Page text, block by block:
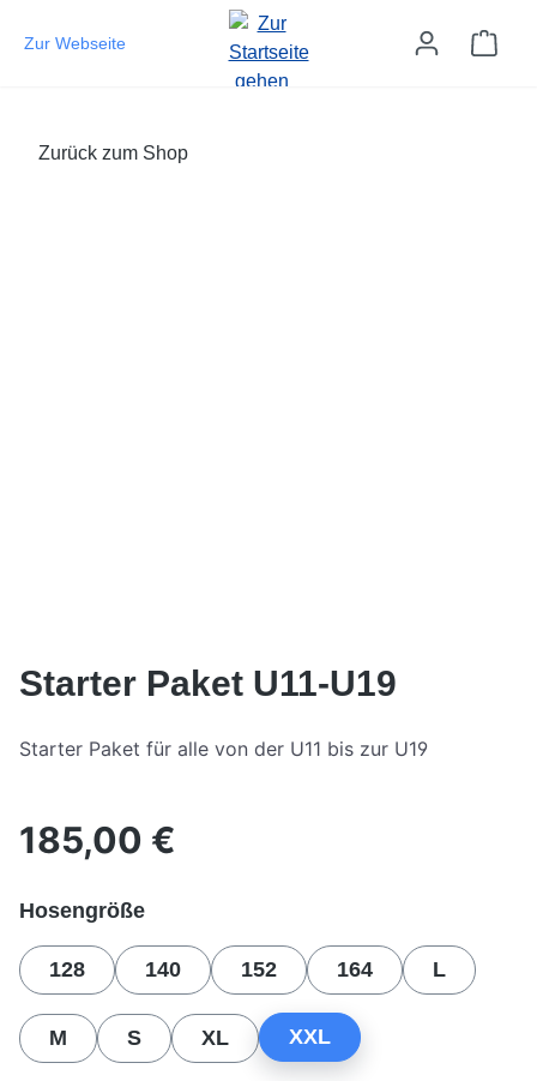
Zum Hauptinhalt springen
Zur Webseite
Zurück zum Shop
Starter Paket U11-U19
Starter Paket für alle von der U11 bis zur U19
Regulärer Preis:
185,00 €
Hosengrößeauswählen
128 140 152 164 L
M S XL XXL